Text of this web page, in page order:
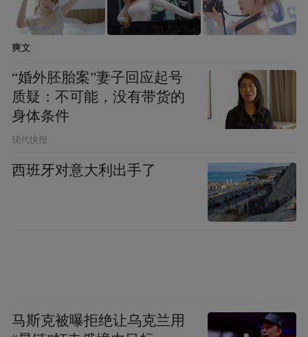
爽文
“婚外胚胎案”妻子回应起号
质疑：不可能，没有带货的
身体条件
现代快报
西班牙对意大利出手了
马斯克被曝拒绝让乌克兰用